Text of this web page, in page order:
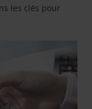
les clés pour